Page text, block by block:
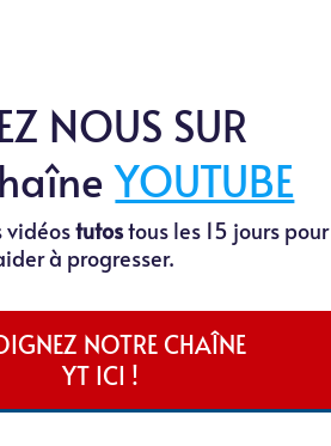
NOUS SUR
YOUTUBE
vidéostutostous les 15 jours pour
à progresser.
NOTRE CHAÎNE
YT ICI !